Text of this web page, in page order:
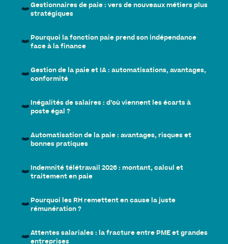
Gestionnaires de paie : vers de nouveaux métiers plus
stratégiques
Pourquoi la fonction paie prend son indépendance
face à la finance
Gestion de la paie et IA : automatisations, avantages,
conformité
Inégalités de salaires : d’où viennent les écarts à
poste égal ?
Automatisation de la paie : avantages, risques et
bonnes pratiques
Indemnité télétravail 2026 : montant, calcul et
traitement en paie
Pourquoi les RH remettent en cause la juste
rémunération ?
Attentes salariales : la fracture entre PME et grandes
entreprises